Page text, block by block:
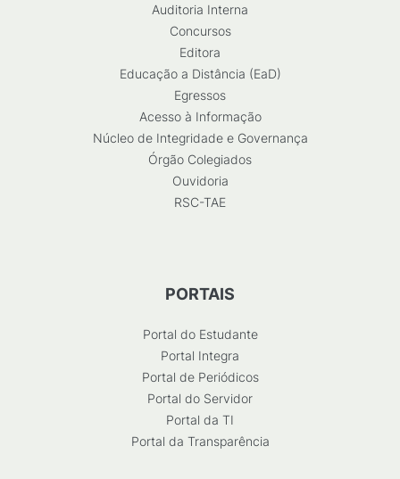
Auditoria Interna
Concursos
Editora
Educação a Distância (EaD)
Egressos
Acesso à Informação
Núcleo de Integridade e Governança
Órgão Colegiados
Ouvidoria
RSC-TAE
PORTAIS
Portal do Estudante
Portal Integra
Portal de Periódicos
Portal do Servidor
Portal da TI
Portal da Transparência